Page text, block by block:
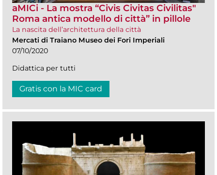
aMICi - La mostra “Civis Civitas Civilitas"
Roma antica modello di città” in pillole
La nascita dell’architettura della città
Mercati di Traiano Museo dei Fori Imperiali
07/10/2020
Didattica per tutti
Gratis con la MIC card